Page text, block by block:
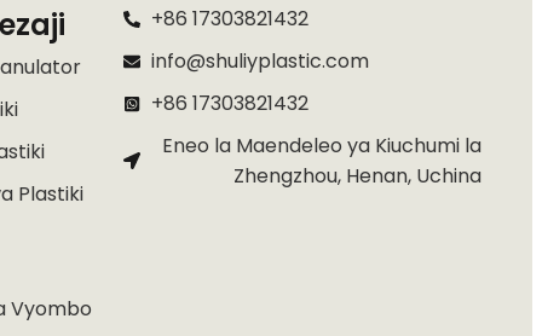
Plastiki
Vyombo
+86 17303821432
info@shuliyplastic.com
+86 17303821432
Eneo la Maendeleo ya Kiuchumi la
Zhengzhou, Henan, Uchina